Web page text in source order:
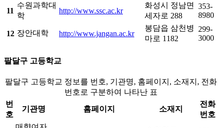
11
수원과학대
학
http://www.ssc.ac.kr
화성시 정남면
세자로 288
353-
8980
12 장안대학 http://www.jangan.ac.kr
봉담읍 삼천병
마로 1182
299-
3000
팔달구 고등학교
팔달구 고등학교 정보를 번호, 기관명, 홈페이지, 소재지, 전화
번호로 구분하여 나타난 표
번
호
기관명 홈페이지 소재지
전화
번호